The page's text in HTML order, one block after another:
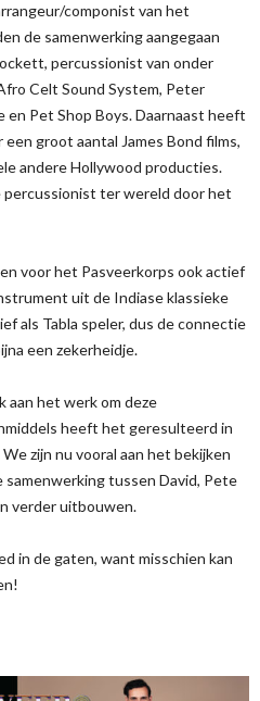
componist van het
de samenwerking aangegaan
percussionist van onder
Celt Sound System, Peter
en Pet Shop Boys. Daarnaast heeft
groot aantal James Bond films,
andere Hollywood producties.
ter wereld door het
voor het Pasveerkorps ook actief
uit de Indiase klassieke
als Tabla speler, dus de connectie
een zekerheidje.
aan het werk om deze
heeft het geresulteerd in
zijn nu vooral aan het bekijken
samenwerking tussen David, Pete
verder uitbouwen.
in de gaten, want misschien kan